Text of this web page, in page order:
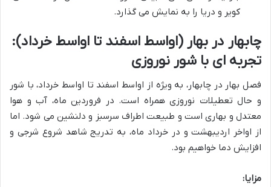
کویر و دریا را به نمایش می گذارد.
چابهار در بهار (اواسط اسفند تا اواسط خرداد):
تجربه ای با شور نوروزی
فصل بهار در چابهار، به ویژه از اواسط اسفند تا اواسط خرداد، با شور
و حال تعطیلات نوروزی همراه است. در فروردین ماه، آب و هوا
معتدل و بهاری است و طبیعت اطراف سرسبز و دلنشین می شود. اما
از اواخر اردیبهشت و در خرداد ماه، به تدریج شاهد شروع شرجی و
افزایش دما خواهیم بود.
مزایا: